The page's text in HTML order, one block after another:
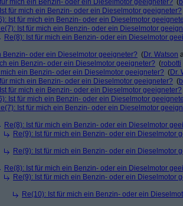
mich ein Benzin- oder ein Dieselmotor geeigneter? (
für mich ein Benzin- oder ein Dieselmotor geeigneter?
Ist für mich ein Benzin- oder ein Dieselmotor
Ist für mich ein Benzin- oder ein Dieselmotor
Re(8): Ist für mich ein Benzin- oder ein Dieselmotor
Benzin- oder ein Dieselmotor geeigneter? (Dr. Watson
ein Benzin- oder ein Dieselmotor geeigneter? (robotti
mich ein Benzin- oder ein Dieselmotor geeigneter? (Dr.
mich ein Benzin- oder ein Dieselmotor geeigneter? (
für mich ein Benzin- oder ein Dieselmotor geeigneter?
Ist für mich ein Benzin- oder ein Dieselmotor
Ist für mich ein Benzin- oder ein Dieselmotor
Re(8): Ist für mich ein Benzin- oder ein Dieselmotor
Re(9): Ist für mich ein Benzin- oder ein Dieselmotor
Re(9): Ist für mich ein Benzin- oder ein Dieselmotor
Re(8): Ist für mich ein Benzin- oder ein Dieselmotor
Re(9): Ist für mich ein Benzin- oder ein Dieselmotor
Re(10): Ist für mich ein Benzin- oder ein